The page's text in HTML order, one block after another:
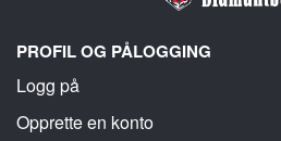
PROFIL OG PÅLOGGING
Logg på
Opprette en konto